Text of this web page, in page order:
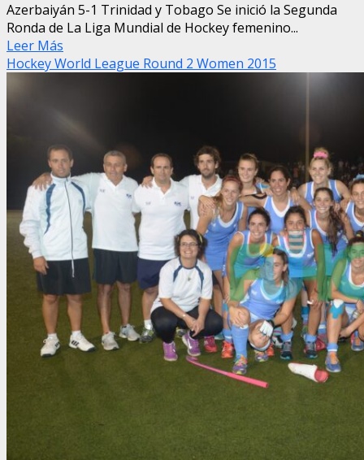
Azerbaiyán 5-1 Trinidad y Tobago Se inició la Segunda
Ronda de La Liga Mundial de Hockey femenino...
Leer Más
Hockey World League Round 2 Women 2015